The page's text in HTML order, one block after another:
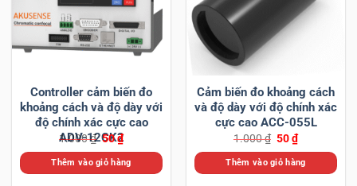
Controller cảm biến đo
khoảng cách và độ dày với
độ chính xác cực cao
ADV-12CK2
1.000₫ Giá
gốc
là:
1.000 ₫.
50₫Giá
hiện
tại
là:
50 ₫.
Thêm vào giỏ hàng
Cảm biến đo khoảng cách
và độ dày với độ chính xác
cực cao ACC-055L
1.000₫ Giá
gốc
là:
1.000 ₫.
50₫Giá
hiện
tại
là:
50 ₫.
Thêm vào giỏ hàng